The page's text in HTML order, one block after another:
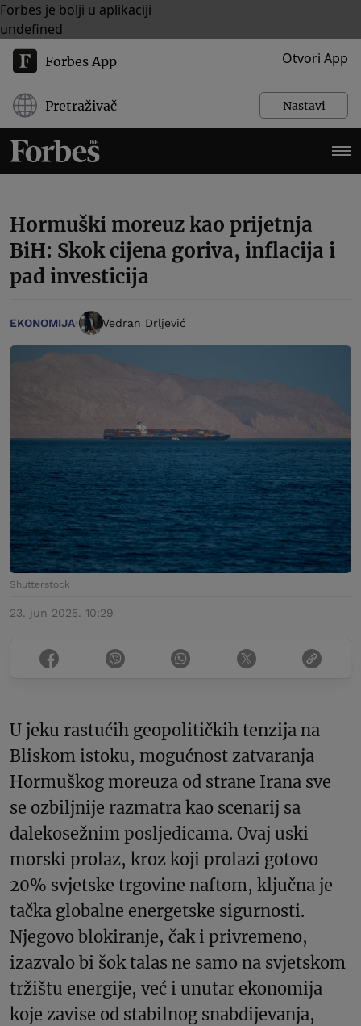
Forbes je bolji u aplikaciji
undefined
Forbes App Otvori App
Pretraživač Nastavi
Hormuški moreuz kao prijetnja
BiH: Skok cijena goriva, inflacija i
pad investicija
EKONOMIJA Vedran Drljević
Shutterstock
23. jun 2025. 10:29
U jeku rastućih geopolitičkih tenzija na
Bliskom istoku, mogućnost zatvaranja
Hormuškog moreuza od strane Irana sve
se ozbiljnije razmatra kao scenarij sa
dalekosežnim posljedicama. Ovaj uski
morski prolaz, kroz koji prolazi gotovo
20% svjetske trgovine naftom, ključna je
tačka globalne energetske sigurnosti.
Njegovo blokiranje, čak i privremeno,
izazvalo bi šok talas ne samo na svjetskom
tržištu energije, već i unutar ekonomija
koje zavise od stabilnog snabdijevanja,